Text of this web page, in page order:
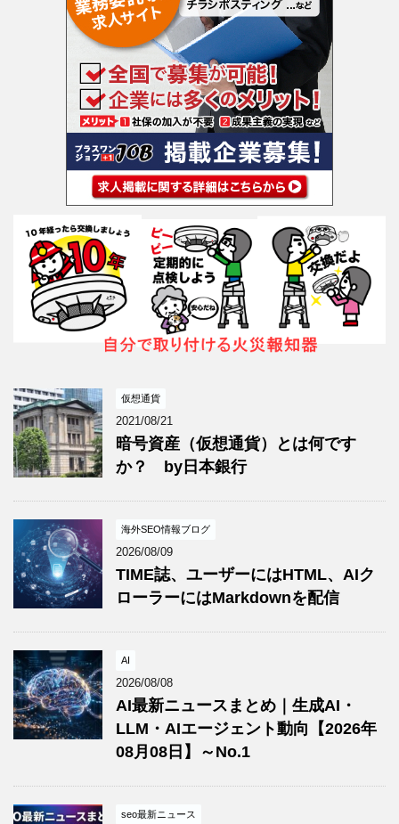
仮想通貨
2021/08/21
暗号資産（仮想通貨）とは何です
か？ by日本銀行
海外SEO情報ブログ
2026/08/09
TIME誌、ユーザーにはHTML、AIク
ローラーにはMarkdownを配信
AI
2026/08/08
AI最新ニュースまとめ｜生成AI・
LLM・AIエージェント動向【2026年
08月08日】～No.1
seo最新ニュース